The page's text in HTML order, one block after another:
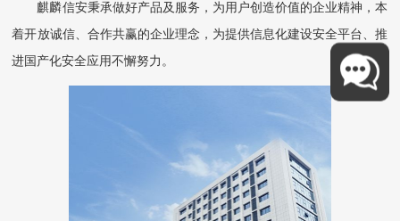
麒麟信安秉承做好产品及服务，为用户创造价值的企业精神，本
着开放诚信、合作共赢的企业理念，为提供信息化建设安全平台、推
进国产化安全应用不懈努力。